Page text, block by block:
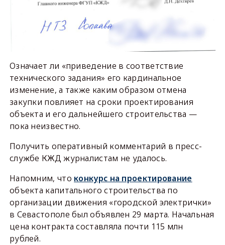
Означает ли «приведение в соответствие
технического задания» его кардинальное
изменение, а также каким образом отмена
закупки повлияет на сроки проектирования
объекта и его дальнейшего строительства —
пока неизвестно.
Получить оперативный комментарий в пресс-
службе КЖД журналистам не удалось.
Напомним, что конкурс на проектирование
объекта капитального строительства по
организации движения «городской электрички»
в Севастополе был объявлен 29 марта. Начальная
цена контракта составляла почти 115 млн
рублей.